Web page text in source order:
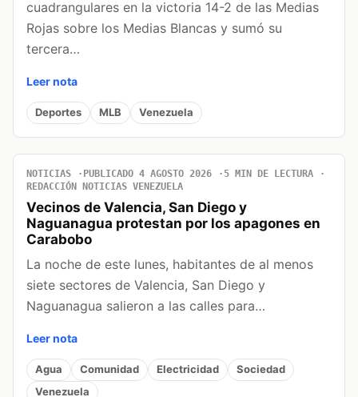
cuadrangulares en la victoria 14-2 de las Medias
Rojas sobre los Medias Blancas y sumó su
tercera…
Leer nota
Deportes MLB Venezuela
NOTICIAS PUBLICADO 4 AGOSTO 2026
5 MIN DE LECTURA
REDACCIÓN NOTICIAS VENEZUELA
Vecinos de Valencia, San Diego y
Naguanagua protestan por los apagones en
Carabobo
La noche de este lunes, habitantes de al menos
siete sectores de Valencia, San Diego y
Naguanagua salieron a las calles para…
Leer nota
Agua Comunidad Electricidad
Sociedad
Venezuela